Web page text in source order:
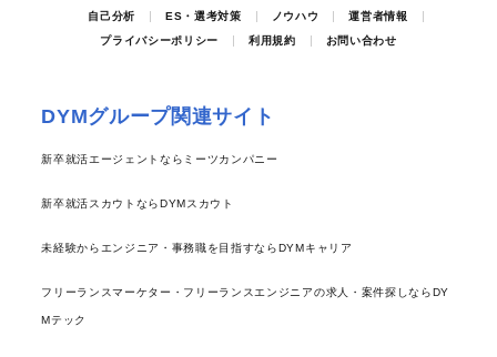
自己分析
ES・選考対策 ノウハウ
運営者情報
プライバシーポリシー
利用規約 お問い合わせ
DYMグループ関連サイト
新卒就活エージェントならミーツカンパニー
新卒就活スカウトならDYMスカウト
未経験からエンジニア・事務職を目指すならDYMキャリア
フリーランスマーケター・フリーランスエンジニアの求人・案件探しならDY
Mテック